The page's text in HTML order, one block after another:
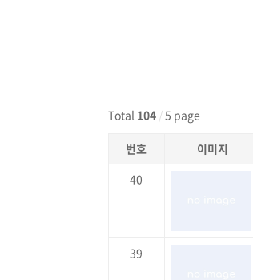
Total 104 /5 page
번호 이미지
40
39